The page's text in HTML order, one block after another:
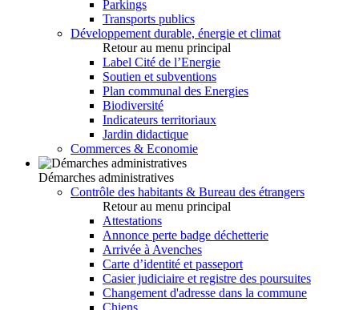
Parkings
Transports publics
Développement durable, énergie et climat
Retour au menu principal
Label Cité de l’Energie
Soutien et subventions
Plan communal des Energies
Biodiversité
Indicateurs territoriaux
Jardin didactique
Commerces & Economie
Démarches administratives
Contrôle des habitants & Bureau des étrangers
Retour au menu principal
Attestations
Annonce perte badge déchetterie
Arrivée à Avenches
Carte d’identité et passeport
Casier judiciaire et registre des poursuites
Changement d'adresse dans la commune
Chiens